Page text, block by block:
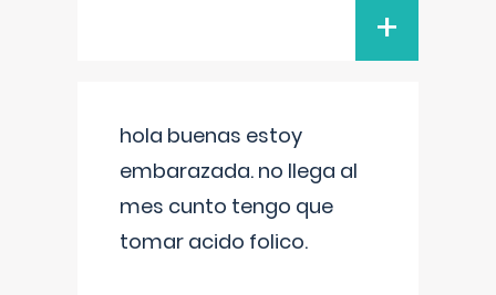
+
hola buenas estoy
embarazada. no llega al
mes cunto tengo que
tomar acido folico.